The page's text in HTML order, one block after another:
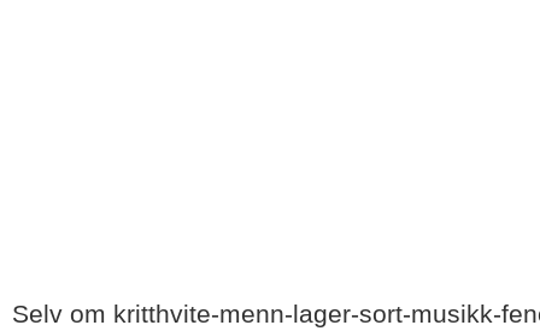
Selv om kritthvite-menn-lager-sort-musikk-